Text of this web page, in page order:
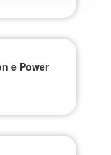
e Power